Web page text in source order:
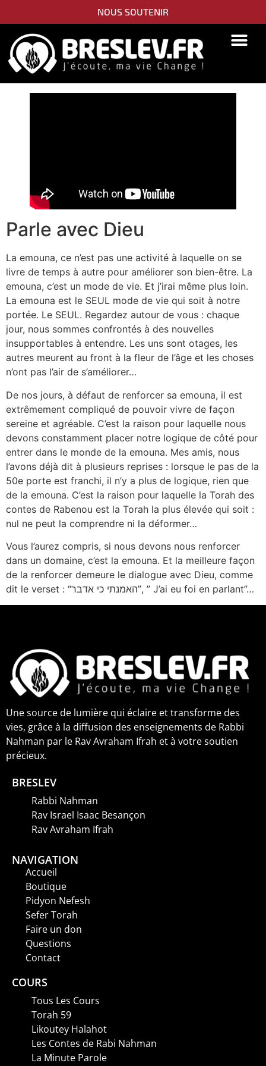
NOUS SOUTENIR
Parle avec Dieu
La emouna, ce n’est pas une activité à laquelle on se
livre de temps à autre pour améliorer son bien-être. La
emouna, c’est un mode de vie. Et j’irai même plus loin.
La emouna est le SEUL mode de vie qui soit à notre
portée. Le SEUL. Regardez autour de vous : chaque
jour, nous sommes confrontés à des nouvelles
insupportables à entendre. Les uns sont otages, les
autres meurent au front à la fleur de l’âge et les choses
n’ont pas l’air de s’améliorer…
De nos jours, à défaut de renforcer sa emouna, il est
extrêmement compliqué de pouvoir vivre de façon
sereine et agréable. C’est la raison pour laquelle nous
devons constamment placer notre logique de côté pour
entrer dans le monde de la emouna. Mes amis, nous
l’avons déjà dit à plusieurs reprises : lorsque le pas de la
50e porte est franchi, il n’y a plus de logique, rien que
de la emouna. C’est la raison pour laquelle la Torah des
contes de Rabenou est la Torah la plus élevée qui soit :
nul ne peut la comprendre ni la déformer…
Vous l’aurez compris, si nous devons nous renforcer
dans un domaine, c’est la emouna. Et la meilleure façon
de la renforcer demeure le dialogue avec Dieu, comme
dit le verset : “האמנתי כי אדבר”, ” J’ai eu foi en parlant”…
Une source de lumière qui éclaire et transforme des
vies, grâce à la diffusion des enseignements de Rabbi
Nahman par le Rav Avraham Ifrah et à votre soutien
précieux.
BRESLEV
Rabbi Nahman
Rav Israel Isaac Besançon
Rav Avraham Ifrah
NAVIGATION
Accueil
Boutique
Pidyon Nefesh
Sefer Torah
Faire un don
Questions
Contact
COURS
Tous Les Cours
Torah 59
Likoutey Halahot
Les Contes de Rabi Nahman
La Minute Parole